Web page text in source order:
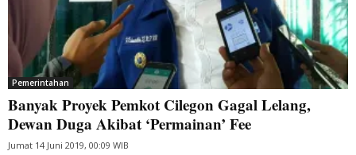
Pemerintahan
Banyak Proyek Pemkot Cilegon Gagal Lelang,
Dewan Duga Akibat ‘Permainan’ Fee
Jumat 14 Juni 2019, 00:09 WIB